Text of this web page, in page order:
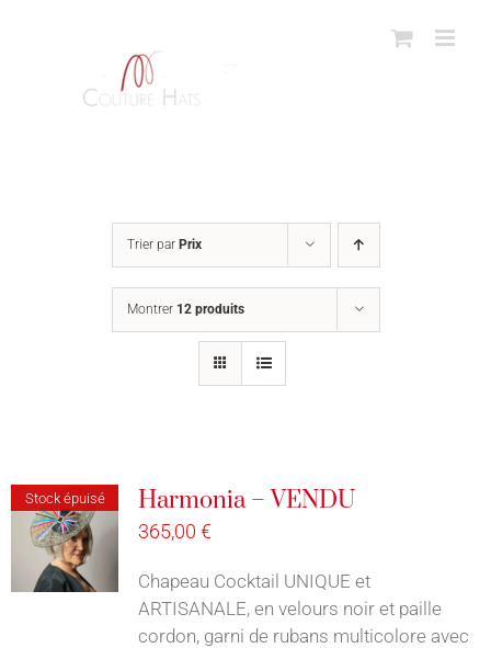
Trier par Prix
Montrer 12 produits
Stock épuisé Harmonia – VENDU
365,00 €
Chapeau Cocktail UNIQUE et
ARTISANALE, en velours noir et paille
cordon, garni de rubans multicolore avec